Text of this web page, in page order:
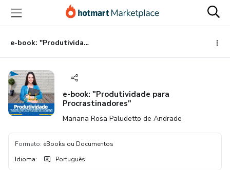
para
conteúdo
principal
para
pagamento
para
rodapé
e-book: "Produtividade para Procrastinadores"
e-book: "Produtividade para
Procrastinadores"
Mariana Rosa Paludetto de Andrade
Formato: eBooks ou Documentos
Idioma: Português